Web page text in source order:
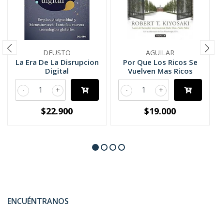
DEUSTO
La Era De La Disrupcion
Digital
+
-
$22.900
AGUILAR
Por Que Los Ricos Se
Vuelven Mas Ricos
+
-
$19.000
ENCUÉNTRANOS